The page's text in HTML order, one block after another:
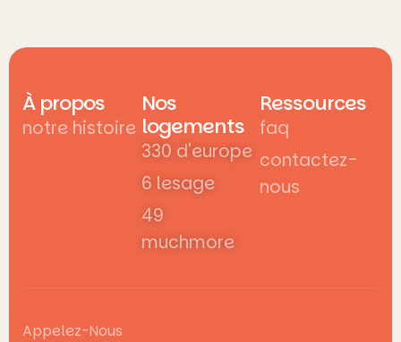
À propos
notre histoire
Nos
logements
330 d'europe
6 lesage
49
muchmore
Ressources
faq
contactez-
nous
Appelez-Nous